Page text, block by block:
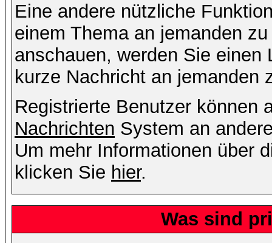
Eine andere nützliche
einem Thema an jemanden
anschauen, werden Sie
kurze Nachricht an jemanden
Registrierte Benutzer können
Nachrichten System an
Um mehr Informationen über
klicken Sie hier.
Was sind